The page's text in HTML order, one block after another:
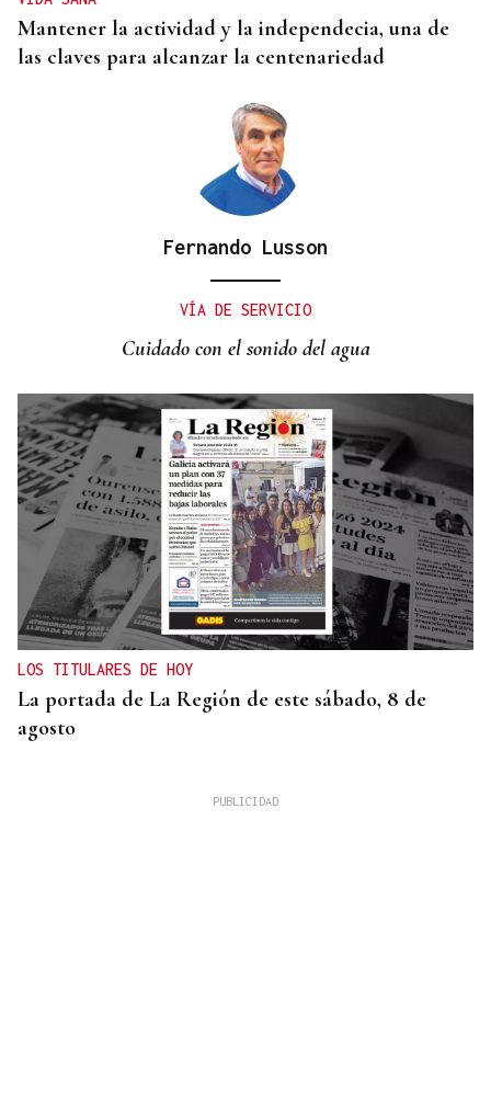
Mantener la actividad y la independecia, una de
las claves para alcanzar la centenariedad
Fernando Lusson
VÍA DE SERVICIO
Cuidado con el sonido del agua
LOS TITULARES DE HOY
La portada de La Región de este sábado, 8 de
agosto